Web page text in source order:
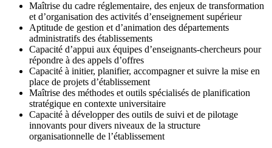
Maîtrise du cadre réglementaire, des enjeux de transformation
et d’organisation des activités d’enseignement supérieur
Aptitude de gestion et d’animation des départements
administratifs des établissements
Capacité d’appui aux équipes d’enseignants-chercheurs pour
répondre à des appels d’offres
Capacité à initier, planifier, accompagner et suivre la mise en
place de projets d’établissement
Maîtrise des méthodes et outils spécialisés de planification
stratégique en contexte universitaire
Capacité à développer des outils de suivi et de pilotage
innovants pour divers niveaux de la structure
organisationnelle de l’établissement